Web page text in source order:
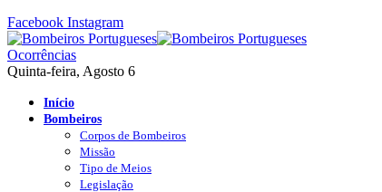
Facebook Instagram
Ocorrências
Quinta-feira, Agosto 6
Início
Bombeiros
Corpos de Bombeiros
Missão
Tipo de Meios
Legislação